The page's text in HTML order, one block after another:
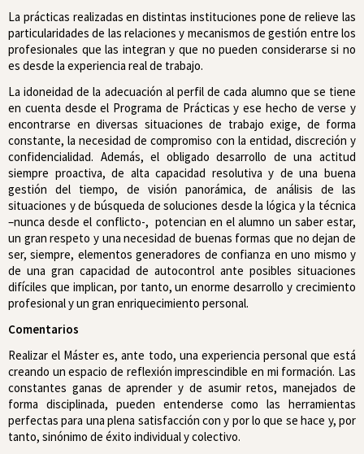
La prácticas realizadas en distintas instituciones pone de relieve las
particularidades de las relaciones y mecanismos de gestión entre los
profesionales que las integran y que no pueden considerarse si no
es desde la experiencia real de trabajo.
La idoneidad de la adecuación al perfil de cada alumno que se tiene
en cuenta desde el Programa de Prácticas y ese hecho de verse y
encontrarse en diversas situaciones de trabajo exige, de forma
constante, la necesidad de compromiso con la entidad, discreción y
confidencialidad. Además, el obligado desarrollo de una actitud
siempre proactiva, de alta capacidad resolutiva y de una buena
gestión del tiempo, de visión panorámica, de análisis de las
situaciones y de búsqueda de soluciones desde la lógica y la técnica
–nunca desde el conflicto-, potencian en el alumno un saber estar,
un gran respeto y una necesidad de buenas formas que no dejan de
ser, siempre, elementos generadores de confianza en uno mismo y
de una gran capacidad de autocontrol ante posibles situaciones
difíciles que implican, por tanto, un enorme desarrollo y crecimiento
profesional y un gran enriquecimiento personal.
Comentarios
Realizar el Máster es, ante todo, una experiencia personal que está
creando un espacio de reflexión imprescindible en mi formación. Las
constantes ganas de aprender y de asumir retos, manejados de
forma disciplinada, pueden entenderse como las herramientas
perfectas para una plena satisfacción con y por lo que se hace y, por
tanto, sinónimo de éxito individual y colectivo.